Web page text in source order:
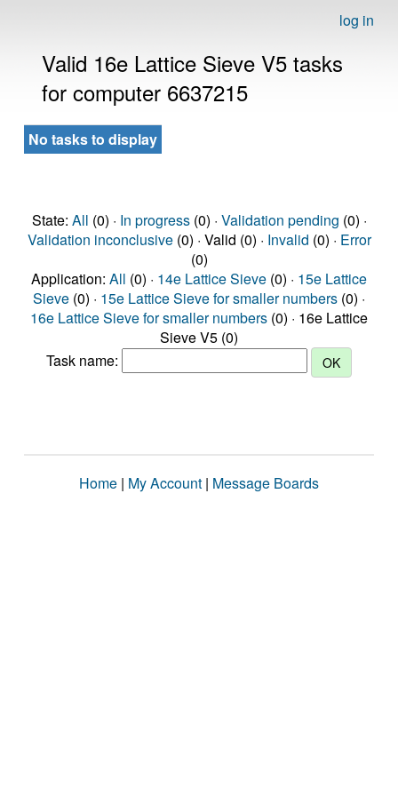
log in
Valid 16e Lattice Sieve V5 tasks
for computer 6637215
No tasks to display
State: All (0) · In progress(0) · Validation pending (0) ·
Validation inconclusive(0) · Valid (0) · Invalid (0) · Error
(0)
Application: All (0) · 14e Lattice Sieve (0) · 15e Lattice
Sieve (0) · 15e Lattice Sieve for smaller numbers (0) ·
16e Lattice Sieve for smaller numbers (0) · 16e Lattice
Sieve V5 (0)
Task name:
Home | My Account | Message Boards